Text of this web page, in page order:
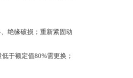
绝缘破损；重新紧固动
于额定值80%需更换；